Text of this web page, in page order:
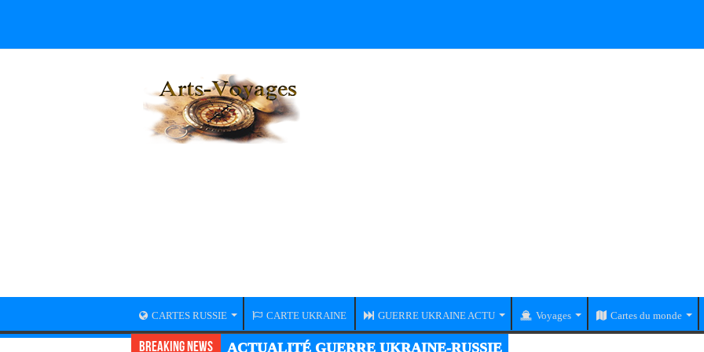
CARTES RUSSIE CARTE UKRAINE GUERRE UKRAINE ACTU Voyages Cartes du monde
Breaking News ACTUALITÉ DU JOUR - DU MOIS DE MARS - DE 2022